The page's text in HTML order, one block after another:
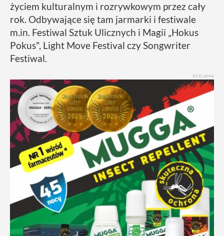
życiem kulturalnym i rozrywkowym przez cały
rok. Odbywające się tam jarmarki i festiwale
m.in. Festiwal Sztuk Ulicznych i Magii „Hokus
Pokus", Light Move Festival czy Songwriter
Festiwal.
REKLAMA